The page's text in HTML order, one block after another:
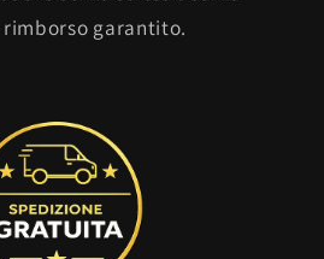
garantito.